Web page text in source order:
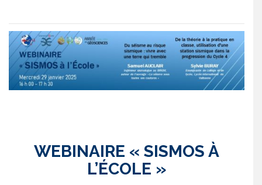
WEBINAIRE « SISMOS À
L’ÉCOLE »